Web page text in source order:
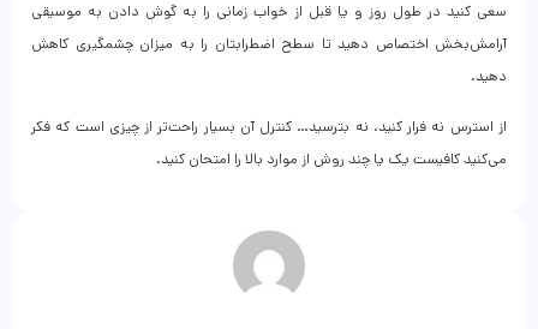
سعی کنید در طول روز و یا قبل از خواب زمانی را به گوش دادن به موسیقی
آرامش‌بخش اختصاص دهید تا سطح اضطرابتان را به میزان چشمگیری کاهش
دهید.
از استرس نه فرار کنید، نه بترسید… کنترل آن بسیار راحت‌تر از چیزی است که فکر
می‌کنید کافیست یک یا چند روش از موارد بالا را امتحان کنید.